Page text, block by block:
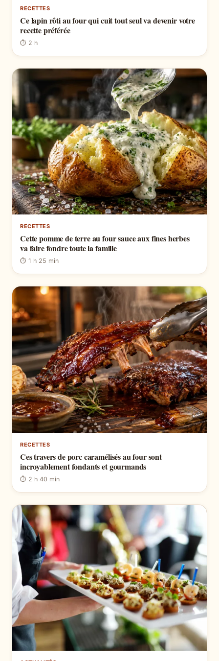
RECETTES
Ce lapin rôti au four qui cuit tout seul va devenir votre
recette préférée
⏱ 2 h
RECETTES
Cette pomme de terre au four sauce aux fines herbes
va faire fondre toute la famille
⏱ 1 h 25 min
RECETTES
Ces travers de porc caramélisés au four sont
incroyablement fondants et gourmands
⏱ 2 h 40 min